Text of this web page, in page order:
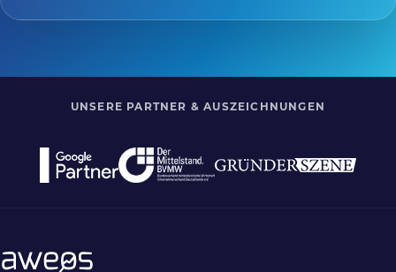
UNSERE PARTNER & AUSZEICHNUNGEN